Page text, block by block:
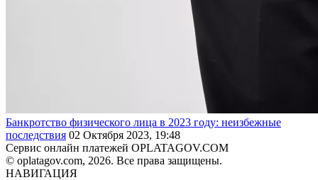
Банкротство физического лица в 2023 году: неизбежные
последствия 02 Октября 2023, 19:48
Сервис онлайн платежей OPLATAGOV.COM
© oplatagov.com, 2026. Все права защищены.
НАВИГАЦИЯ